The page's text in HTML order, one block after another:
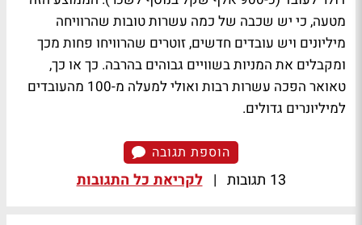
מטעה, כי יש שכבה של כמה עשרות טובות שהרוויחה
מיליונים ויש עובדים חדשים, זוטרים שהרוויחו פחות מכך
ומקבלים את המניות בשוויים גבוהים בהרבה. כך או כך,
טאואר הפכה עשרות רבות ואולי למעלה מ-100 מהעובדים
למיליונרים גדולים.
הוספת תגובה
13 תגובות | לקריאת כל התגובות